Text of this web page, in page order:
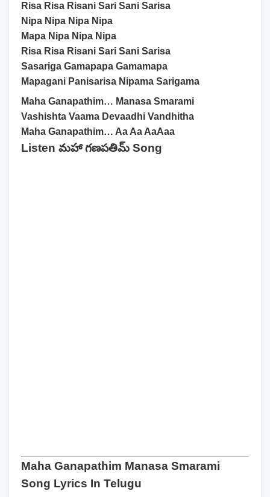
Risa Risa Risani Sari Sani Sarisa
Nipa Nipa Nipa Nipa
Mapa Nipa Nipa Nipa
Risa Risa Risani Sari Sani Sarisa
Sasariga Gamapapa Gamamapa
Mapagani Panisarisa Nipama Sarigama
Maha Ganapathim… Manasa Smarami
Vashishta Vaama Devaadhi Vandhitha
Maha Ganapathim… Aa Aa AaAaa
Listen మహా గణపతిమ్ Song
Maha Ganapathim Manasa Smarami
Song Lyrics In Telugu